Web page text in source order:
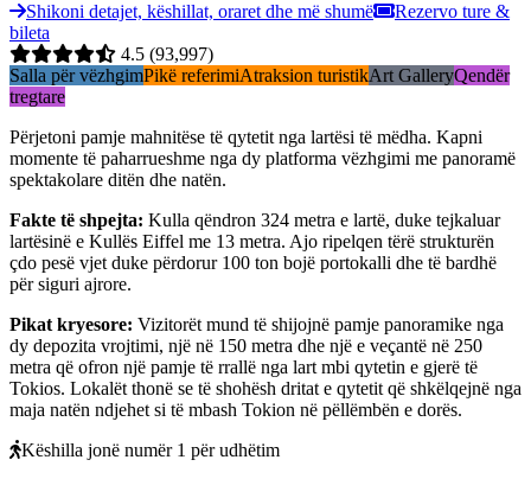
Shikoni detajet, këshillat, oraret dhe më shumë
Rezervo ture &
bileta
4.5 (93,997)
Salla për vëzhgimPikë referimiAtraksion turistikArt GalleryQendër
tregtare
Përjetoni pamje mahnitëse të qytetit nga lartësi të mëdha. Kapni
momente të paharrueshme nga dy platforma vëzhgimi me panoramë
spektakolare ditën dhe natën.
Fakte të shpejta: Kulla qëndron 324 metra e lartë, duke tejkaluar
lartësinë e Kullës Eiffel me 13 metra. Ajo ripelqen tërë strukturën
çdo pesë vjet duke përdorur 100 ton bojë portokalli dhe të bardhë
për siguri ajrore.
Pikat kryesore: Vizitorët mund të shijojnë pamje panoramike nga
dy depozita vrojtimi, një në 150 metra dhe një e veçantë në 250
metra që ofron një pamje të rrallë nga lart mbi qytetin e gjerë të
Tokios. Lokalët thonë se të shohësh dritat e qytetit që shkëlqejnë nga
maja natën ndjehet si të mbash Tokion në pëllëmbën e dorës.
Këshilla jonë numër 1 për udhëtim